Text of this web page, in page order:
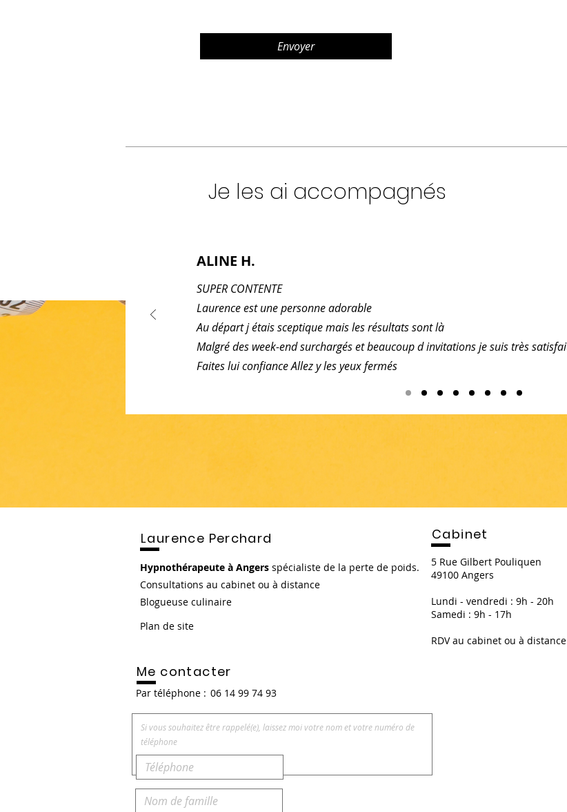
Envoyer
Je les ai accompagnés
ALINE H.
SUPER CONTENTE
Laurence est une personne adorable
Au départ j étais sceptique mais les résultats sont là
Malgré des week-end surchargés et beaucoup d invitations je suis très
Faites lui confiance Allez y les yeux fermés
Laurence Perchard Cabinet
Hypnothérapeute à Angers spécialiste de la perte de poids.
Consultations au cabinet ou à distance
Blogueuse culinaire
Plan de site
5 Rue Gilbert Pouliquen
49100 Angers
Lundi - vendredi : 9h - 20h
Samedi : 9h - 17h
RDV au cabinet ou à distance
Me contacter
Par téléphone : 06 14 99 74 93